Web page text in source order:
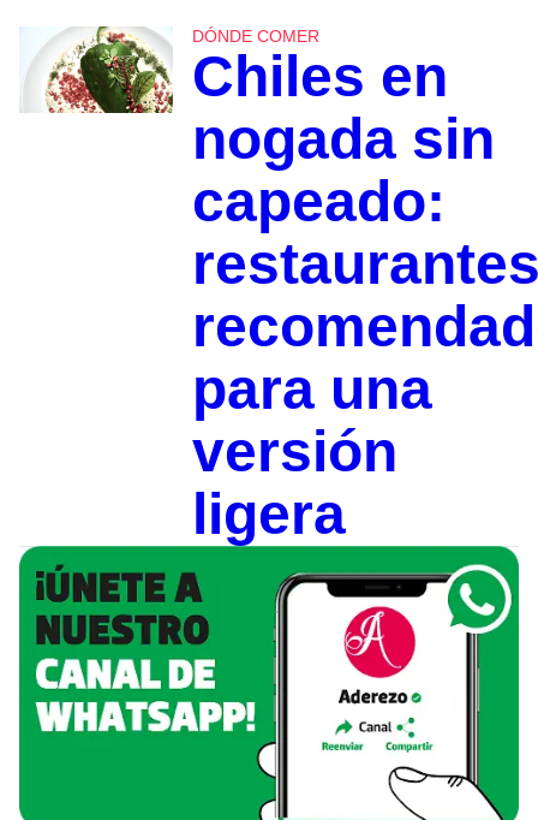
DÓNDE COMER
Chiles en
nogada sin
capeado:
para una
versión
ligera